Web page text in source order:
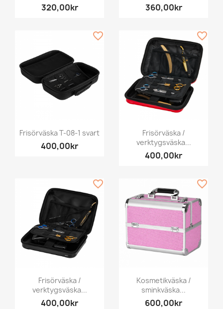
320,00kr 360,00kr
Frisörväska T-08-1 svart
400,00kr
favorite_border
Frisörväska /
verktygsväska...
400,00kr
favorite_border
Frisörväska /
verktygsväska...
400,00kr
favorite_border
Kosmetikväska /
sminkväska...
600,00kr
favorite_border